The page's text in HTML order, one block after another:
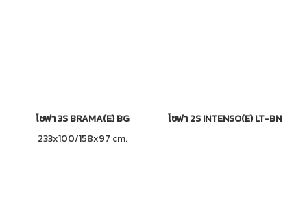
โซฟา 3S BRAMA(E) BG
233x100/158x97 cm.
โซฟา 2S INTENSO(E) LT-BN